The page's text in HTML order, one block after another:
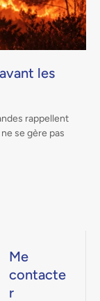
les
rappellent
se gère pas
Me
contacte
r